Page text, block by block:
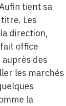
tient sa
Les
direction,
office
auprès des
les marchés
la